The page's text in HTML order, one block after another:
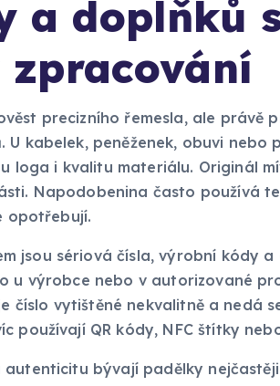
a doplňků
precizního řemesla, ale právě
U kabelek, peněženek, obuvi
loga i kvalitu materiálu. Originál
Napodobenina často používá
opotřebují.
jsou sériová čísla, výrobní kódy
u výrobce nebo v autorizované
číslo vytištěné nekvalitně a nedá
používají QR kódy, NFC štítky
autenticitu bývají padělky